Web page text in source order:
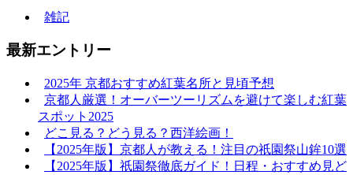
雑記
最新エントリー
2025年 京都おすすめ紅葉名所と見頃予想
京都人厳選！オーバーツーリズムを避けて楽しむ紅葉
スポット2025
どこ見る？どう見る？西洋絵画！
【2025年版】京都人が教える！注目の祇園祭山鉾10選
【2025年版】祇園祭徹底ガイド！日程・おすすめ見ど